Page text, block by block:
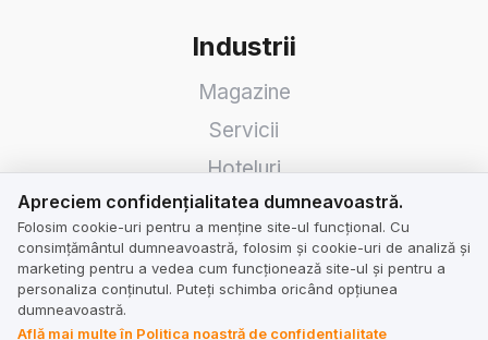
Industrii
Magazine
Servicii
Hoteluri
Restaurante
Caută o companie
TrustMate
Apreciem confidențialitatea dumneavoastră.
Folosim cookie-uri pentru a menține site-ul funcțional. Cu
consimțământul dumneavoastră, folosim și cookie-uri de analiză și
marketing pentru a vedea cum funcționează site-ul și pentru a
personaliza conținutul. Puteți schimba oricând opțiunea
dumneavoastră.
Află mai multe în Politica noastră de confidențialitate